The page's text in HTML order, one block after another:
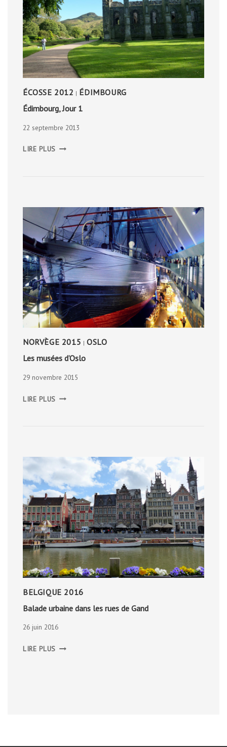
ÉCOSSE 2012 | ÉDIMBOURG
Édimbourg, Jour 1
22 septembre 2013
LIRE PLUS JOUR
NORVÈGE 2015 | OSLO
Les musées d’Oslo
29 novembre 2015
LIRE PLUS MUSÉES
BELGIQUE 2016
Balade urbaine dans les rues de Gand
26 juin 2016
LIRE PLUS URBAINE